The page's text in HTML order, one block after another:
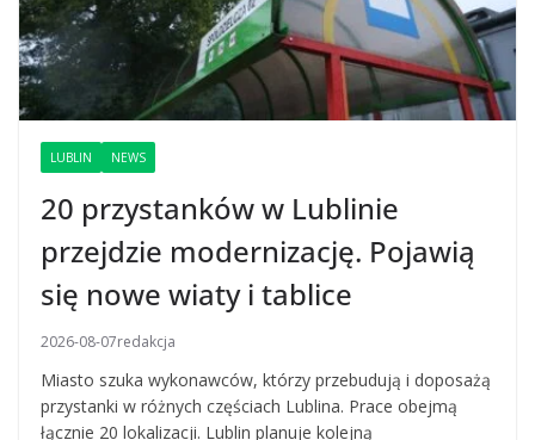
LUBLIN NEWS
20 przystanków w Lublinie
przejdzie modernizację. Pojawią
się nowe wiaty i tablice
2026-08-07redakcja
Miasto szuka wykonawców, którzy przebudują i doposażą
przystanki w różnych częściach Lublina. Prace obejmą
łącznie 20 lokalizacji. Lublin planuje kolejną